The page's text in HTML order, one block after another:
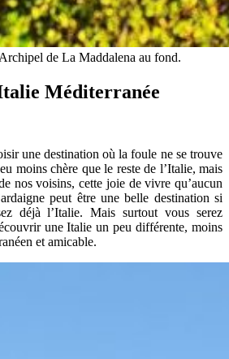
de La Maddalena au fond.
Méditerranée
une destination où la foule ne se trouve
moins chère que le reste de l’Italie, mais
nos voisins, cette joie de vivre qu’aucun
peut être une belle destination si
déjà l’Italie. Mais surtout vous serez
une Italie un peu différente, moins
et amicable.